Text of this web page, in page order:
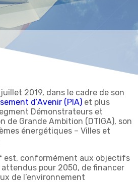
juillet 2019, dans le cadre de son
d’Avenir (PIA) et plus
Démonstrateurs et
de Grande Ambition (DTIGA), son
énergétiques – Villes et
est, conformément aux objectifs
pour 2050, de financer
de l’environnement